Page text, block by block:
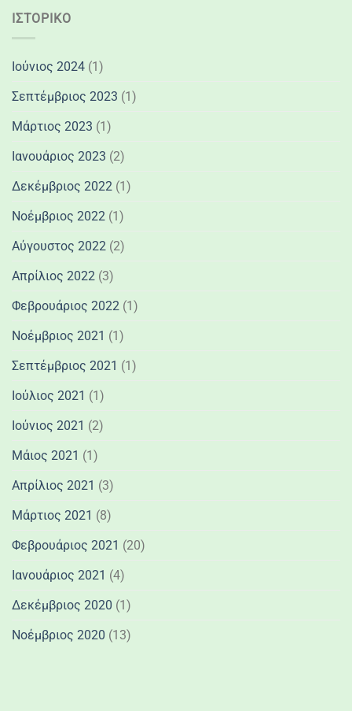
ΙΣΤΟΡΙΚΌ
Ιούνιος 2024 (1)
Σεπτέμβριος 2023 (1)
Μάρτιος 2023 (1)
Ιανουάριος 2023 (2)
Δεκέμβριος 2022 (1)
Νοέμβριος 2022 (1)
Αύγουστος 2022 (2)
Απρίλιος 2022 (3)
Φεβρουάριος 2022 (1)
Νοέμβριος 2021 (1)
Σεπτέμβριος 2021 (1)
Ιούλιος 2021 (1)
Ιούνιος 2021 (2)
Μάιος 2021 (1)
Απρίλιος 2021 (3)
Μάρτιος 2021 (8)
Φεβρουάριος 2021 (20)
Ιανουάριος 2021 (4)
Δεκέμβριος 2020 (1)
Νοέμβριος 2020 (13)